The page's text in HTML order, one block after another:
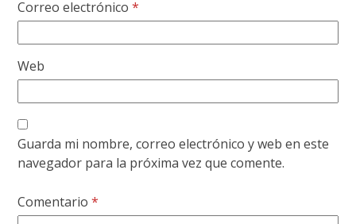
Correo electrónico*
Web
Guarda mi nombre, correo electrónico y web en este
navegador para la próxima vez que comente.
Comentario*